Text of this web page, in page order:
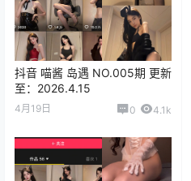
抖音 喵酱 岛遇 NO.005期 更新
至：2026.4.15
4月19日 0 4.1k